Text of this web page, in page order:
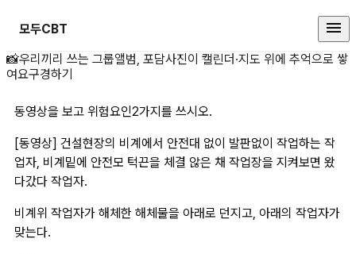
모두CBT
동영상을 보고 위험요인2가지를
📸우리끼리 쓰는 그룹앨범, 포담사진이 캘린더·지도 위에 추억으로 쌓
여요구경하기
동영상을 보고 위험요인2가지를 쓰시오.
[동영상] 건설현장의 비계에서 안전대 없이 발판없이 작업하는 작
업자, 비계밑에 안전모 턱끈을 체결 않은 채 작업장을 지켜보면 왔
다갔다 작업자.
비계위 작업자가 해체한 해체물을 아래로 던지고, 아래의 작업자가
맞는다.